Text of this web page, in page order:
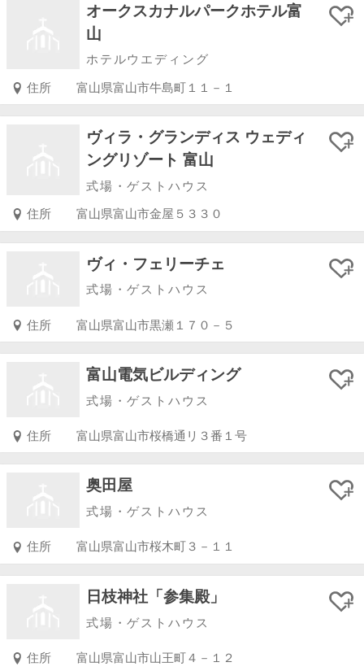
オークスカナルパークホテル富
山
ホテルウエディング
住所 富山県富山市牛島町１１－１
ヴィラ・グランディス ウェディ
ングリゾート 富山
式場・ゲストハウス
住所 富山県富山市金屋５３３０
ヴィ・フェリーチェ
式場・ゲストハウス
住所 富山県富山市黒瀬１７０－５
富山電気ビルディング
式場・ゲストハウス
住所 富山県富山市桜橋通リ３番１号
奥田屋
式場・ゲストハウス
住所 富山県富山市桜木町３－１１
日枝神社「参集殿」
式場・ゲストハウス
住所 富山県富山市山王町４－１２